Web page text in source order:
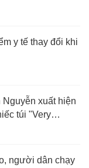
y tế thay đổi khi
xuất hiện
túi "Very
người dân chạy